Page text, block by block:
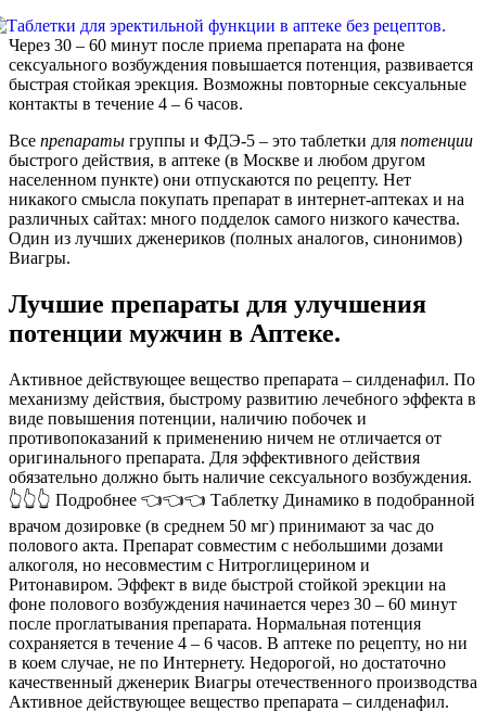
Через 30 – 60 минут после приема препарата на фоне
сексуального возбуждения повышается потенция, развивается
быстрая стойкая эрекция. Возможны повторные сексуальные
контакты в течение 4 – 6 часов.
Все препараты группы и ФДЭ-5 – это таблетки для потенции
быстрого действия, в аптеке (в Москве и любом другом
населенном пункте) они отпускаются по рецепту. Нет
никакого смысла покупать препарат в интернет-аптеках и на
различных сайтах: много подделок самого низкого качества.
Один из лучших дженериков (полных аналогов, синонимов)
Виагры.
Лучшие препараты для улучшения
потенции мужчин в Аптеке.
Активное действующее вещество препарата – силденафил. По
механизму действия, быстрому развитию лечебного эффекта в
виде повышения потенции, наличию побочек и
противопоказаний к применению ничем не отличается от
оригинального препарата. Для эффективного действия
обязательно должно быть наличие сексуального возбуждения.
👆👆👆 Подробнее 👈👈👈 Таблетку Динамико в подобранной
врачом дозировке (в среднем 50 мг) принимают за час до
полового акта. Препарат совместим с небольшими дозами
алкоголя, но несовместим с Нитроглицерином и
Ритонавиром. Эффект в виде быстрой стойкой эрекции на
фоне полового возбуждения начинается через 30 – 60 минут
после проглатывания препарата. Нормальная потенция
сохраняется в течение 4 – 6 часов. В аптеке по рецепту, но ни
в коем случае, не по Интернету. Недорогой, но достаточно
качественный дженерик Виагры отечественного производства
Активное действующее вещество препарата – силденафил.